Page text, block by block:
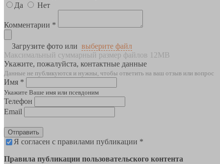
Да
Нет
Комментарии *
Загрузите фото или выберите файл
Максимальный суммарный размер файлов 12MB
Укажите, пожалуйста, контактные данные
Данные не публикуются и нужны, чтобы ответить на ваш отзыв или вопрос
Имя *
Укажите Ваше имя или псевдоним
Телефон
Email
Отправить
Я согласен с правилами публикации *
Правила публикации пользовательского контента